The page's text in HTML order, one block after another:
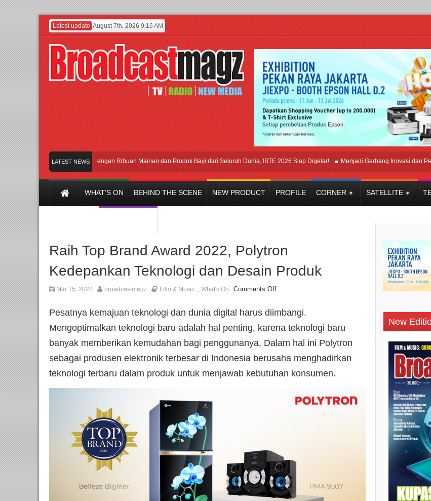
Latest update August 7th, 2026 9:16 AM
LATEST NEWS
Meramaikan Jakarta dengan Ribuan Mainan dan Produk Bayi dari Seluruh Dunia, IBTE 2026 Siap Digelar! Menjadi Gerbang Inovasi dan Peluang
WHAT’S ON BEHIND THE SCENE NEW PRODUCT PROFILE CORNER SATELLITE
Raih Top Brand Award 2022, Polytron
Kedepankan Teknologi dan Desain Produk
Mar 15, 2022 broadcastmagz Film & Music , What's On Comments Off
Pesatnya kemajuan teknologi dan dunia digital harus diimbangi.
Mengoptimalkan teknologi baru adalah hal penting, karena teknologi baru
banyak memberikan kemudahan bagi penggunanya. Dalam hal ini Polytron
sebagai produsen elektronik terbesar di Indonesia berusaha menghadirkan
teknologi terbaru dalam produk untuk menjawab kebutuhan konsumen.
New